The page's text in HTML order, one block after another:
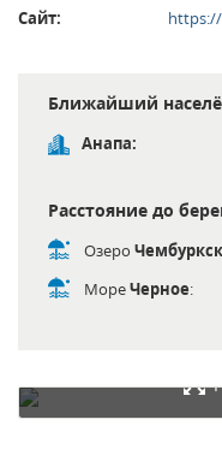
Сайт:
Ближайший
Анапа:
Расстояние до
Озеро
МореЧерное: